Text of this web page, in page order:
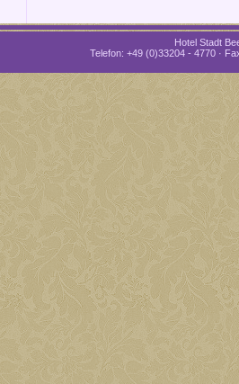
Hotel Stadt
Telefon: +49 (0)33204 - 4770 ·